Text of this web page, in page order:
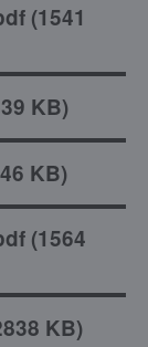
(1541
KB)
KB)
(1564
KB)